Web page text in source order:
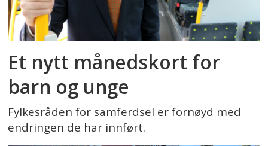
Et nytt månedskort for
barn og unge
Fylkesråden for samferdsel er fornøyd med
endringen de har innført.